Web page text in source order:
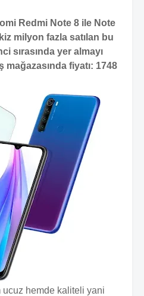
Redmi Note 8 ile Note
milyon fazla satılan bu
sırasında yer almayı
mağazasında fiyatı: 1748
ucuz hemde kaliteli yani